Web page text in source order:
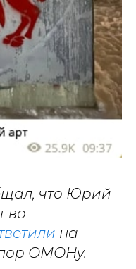
что Юрий
во
на
ОМОНу.